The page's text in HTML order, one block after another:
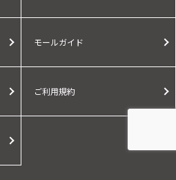
モールガイド
ご利用規約